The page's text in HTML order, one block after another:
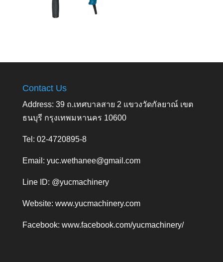
Contact Us
Address: 39 ถ.เทศบาลสาย 2 แขวงวัดกัลยาณ์ เขต
ธนบุรี กรุงเทพมหานคร 10600
Tel: 02-4720895-8
Email: yuc.wethanee@gmail.com
Line ID: @yucmachinery
Website: www.yucmachinery.com
Facebook: www.facebook.com/yucmachinery/